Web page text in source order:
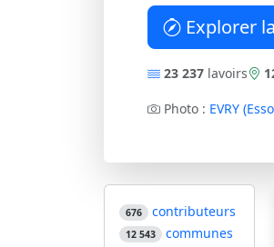
Explorer
23 237 lavoirs
Photo : EVRY
676 contributeurs
12 543 communes